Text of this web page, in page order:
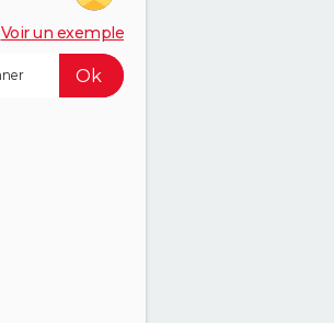
Voir un exemple